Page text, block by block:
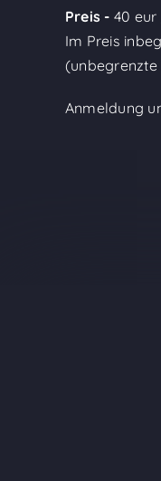
Preis - 40
Im Preis
(unbegrenzte
Anmeldung